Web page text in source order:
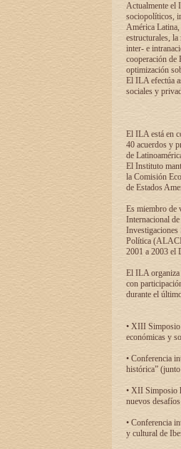
Actualmente el
sociopolíticos,
América Latina,
estructurales,
inter- e
cooperación de
optimización
El ILA efectúa
sociales y
El ILA está en
40 acuerdos y
de
El Instituto
la Comisión
de Estados
Es miembro de
Internacional
Investigaciones
Política
2001 a 2003 el
El ILA organiza
con
durante el
• XIII Simposio
económicas y
• Conferencia
histórica”
• XII Simposio
nuevos
• Conferencia
y cultural de